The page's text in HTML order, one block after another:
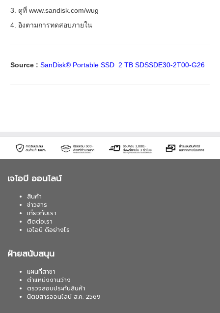
3. ดูที่ www.sandisk.com/wug
4. อิงตามการทดสอบภายใน
Source : SanDisk® Portable SSD 2 TB SDSSDE30-2T00-G26
เจไอบี ออนไลน์
สินค้า
ข่าวสาร
เกี่ยวกับเรา
ติดต่อเรา
เจไอบี ดีอย่างไร
ฝ่ายสนับสนุน
แผนที่สาขา
ตำแหน่งงานว่าง
ตรวจสอบประกันสินค้า
นิตยสารออนไลน์ ส.ค. 2569